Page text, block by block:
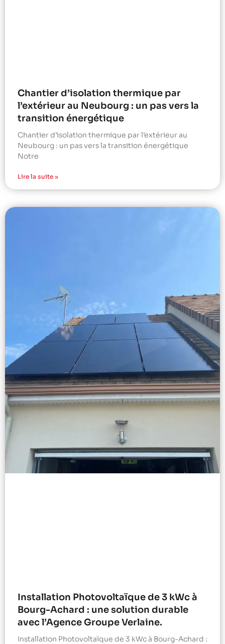
Chantier d’isolation thermique par
l’extérieur au Neubourg : un pas vers la
transition énergétique
Chantier d’isolation thermique par l’extérieur au
Neubourg : un pas vers la transition énergétique
Notre
Lire la suite »
Installation Photovoltaïque de 3 kWc à
Bourg-Achard : une solution durable
avec l’Agence Groupe Verlaine.
Installation Photovoltaïque de 3 kWc à Bourg-Achard :